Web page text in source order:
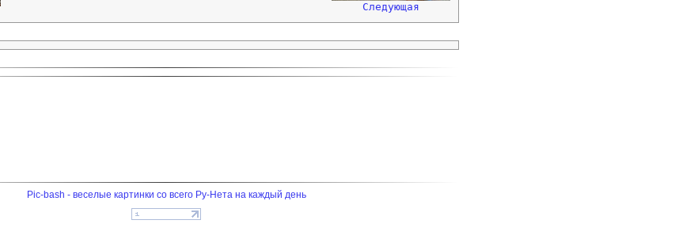
Следующая
Pic-bash - веселые картинки со всего Ру-Нета на каждый день